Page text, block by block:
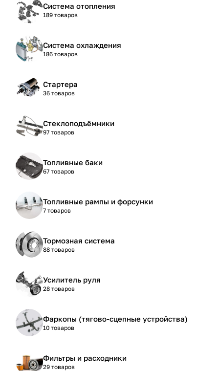
Система отопления
189 товаров
Система охлаждения
186 товаров
Стартера
36 товаров
Стеклоподъёмники
97 товаров
Топливные баки
67 товаров
Топливные рампы и форсунки
7 товаров
Тормозная система
88 товаров
Усилитель руля
28 товаров
Фаркопы (тягово-сцепные устройства)
10 товаров
Фильтры и расходники
29 товаров